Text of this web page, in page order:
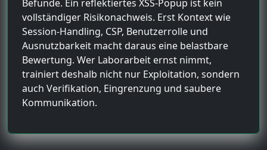
Befunde. Ein reflektiertes XSS-Popup ist kein
vollständiger Risikonachweis. Erst Kontext wie
Session-Handling, CSP, Benutzerrolle und
Ausnutzbarkeit macht daraus eine belastbare
Bewertung. Wer Laborarbeit ernst nimmt,
trainiert deshalb nicht nur Exploitation, sondern
auch Verifikation, Eingrenzung und saubere
Kommunikation.